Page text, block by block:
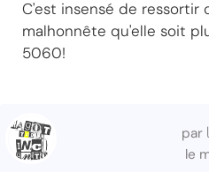
C'est insensé de
malhonnête qu'elle soit
5060!
par
le